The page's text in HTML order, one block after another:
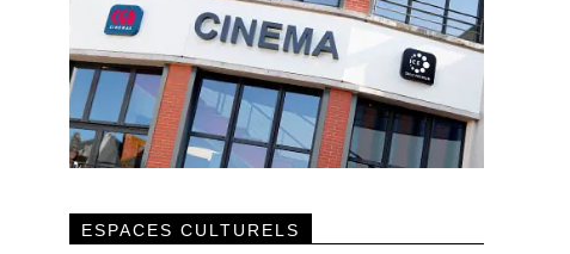
ESPACES CULTURELS